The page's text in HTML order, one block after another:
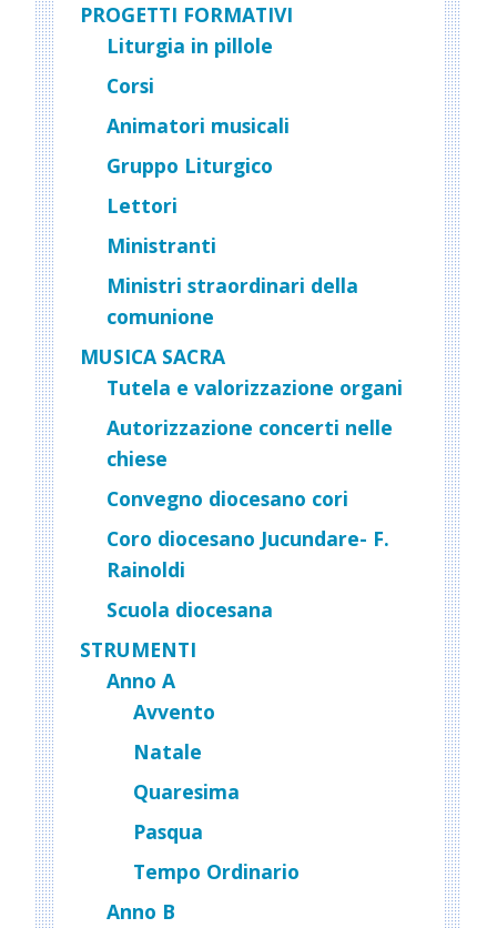
PROGETTI FORMATIVI
Liturgia in pillole
Corsi
Animatori musicali
Gruppo Liturgico
Lettori
Ministranti
Ministri straordinari della
comunione
MUSICA SACRA
Tutela e valorizzazione organi
Autorizzazione concerti nelle
chiese
Convegno diocesano cori
Coro diocesano Jucundare- F.
Rainoldi
Scuola diocesana
STRUMENTI
Anno A
Avvento
Natale
Quaresima
Pasqua
Tempo Ordinario
Anno B